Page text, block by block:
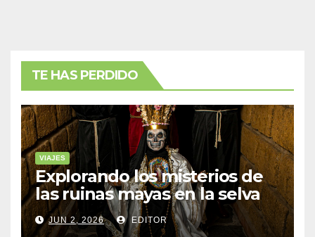
TE HAS PERDIDO
VIAJES
Explorando los misterios de
las ruinas mayas en la selva
de Yucatán
JUN 2, 2026 EDITOR